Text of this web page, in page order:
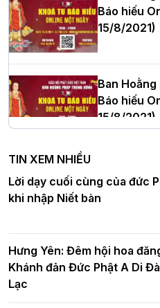
Thượng tọa Thích Tâm
cử tân Trưởng ban Trị sự
Hà Nội: Tăng Ni Trường hạ
nghiêm tác pháp Tiền an cư
DL.2026
chúc mừng Phật đản BTS
Hà Nội
Báo hiếu
15/8/2021)
Ban
Báo hiếu
15/8/2021)
Ban
Báo hiếu
15/8/2021)
Tinh thần
TIN XEM NHIỀU
Lời dạy cuối cùng của đức
khi nhập Niết bàn
Hưng Yên: Đêm hội hoa
Khánh đản Đức Phật A Di
Lạc